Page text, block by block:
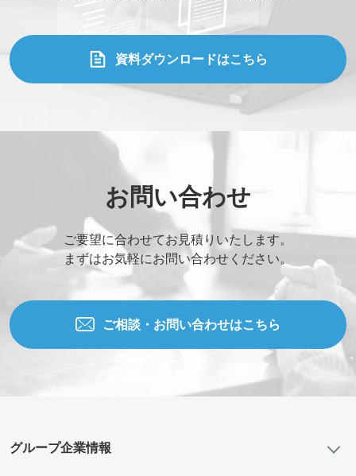
資料ダウンロードはこちら
お問い合わせ
ご要望に合わせてお見積りいたします。
まずはお気軽にお問い合わせください。
ご相談・お問い合わせはこちら
グループ企業情報